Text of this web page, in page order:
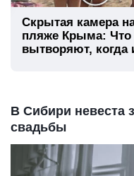
Скрытая камера
пляже Крыма:
вытворяют, когда
В Сибири невеста
свадьбы